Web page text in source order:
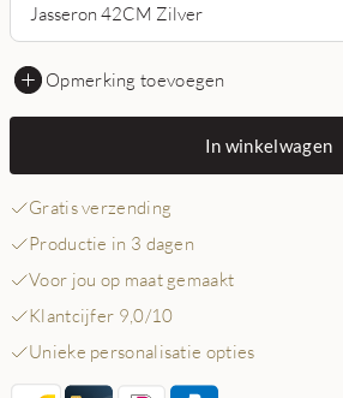
Jasseron 42CM Zilver
Opmerking toevoegen
In winkelwagen
Gratis verzending
Productie in 3 dagen
Voor jou op maat gemaakt
Klantcijfer 9,0/10
Unieke personalisatie opties